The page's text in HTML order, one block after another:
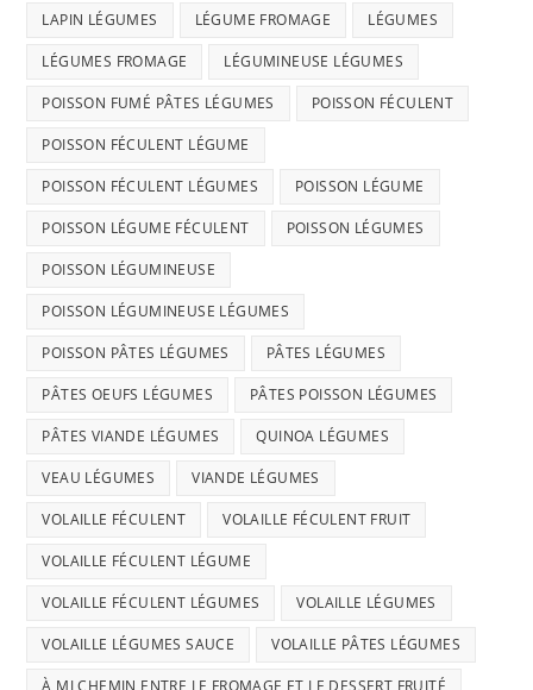
LAPIN LÉGUMES LÉGUME FROMAGE LÉGUMES
LÉGUMES FROMAGE LÉGUMINEUSE LÉGUMES
POISSON FUMÉ PÂTES LÉGUMES POISSON FÉCULENT
POISSON FÉCULENT LÉGUME
POISSON FÉCULENT LÉGUMES POISSON LÉGUME
POISSON LÉGUME FÉCULENT POISSON LÉGUMES
POISSON LÉGUMINEUSE
POISSON LÉGUMINEUSE LÉGUMES
POISSON PÂTES LÉGUMES PÂTES LÉGUMES
PÂTES OEUFS LÉGUMES PÂTES POISSON LÉGUMES
PÂTES VIANDE LÉGUMES QUINOA LÉGUMES
VEAU LÉGUMES VIANDE LÉGUMES
VOLAILLE FÉCULENT VOLAILLE FÉCULENT FRUIT
VOLAILLE FÉCULENT LÉGUME
VOLAILLE FÉCULENT LÉGUMES VOLAILLE LÉGUMES
VOLAILLE LÉGUMES SAUCE VOLAILLE PÂTES LÉGUMES
À MI CHEMIN ENTRE LE FROMAGE ET LE DESSERT FRUITÉ